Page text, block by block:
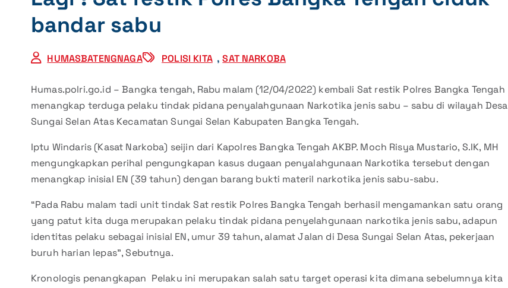
bandar sabu
HUMASBATENGNAGA POLISI KITA ,SAT NARKOBA
Humas.polri.go.id – Bangka tengah, Rabu malam (12/04/2022) kembali Sat restik Polres Bangka Tengah
menangkap terduga pelaku tindak pidana penyalahgunaan Narkotika jenis sabu – sabu di wilayah Desa
Sungai Selan Atas Kecamatan Sungai Selan Kabupaten Bangka Tengah.
Iptu Windaris (Kasat Narkoba) seijin dari Kapolres Bangka Tengah AKBP. Moch Risya Mustario, S.IK, MH
mengungkapkan perihal pengungkapan kasus dugaan penyalahgunaan Narkotika tersebut dengan
menangkap inisial EN (39 tahun) dengan barang bukti materil narkotika jenis sabu-sabu.
“Pada Rabu malam tadi unit tindak Sat restik Polres Bangka Tengah berhasil mengamankan satu orang
yang patut kita duga merupakan pelaku tindak pidana penyelahgunaan narkotika jenis sabu, adapun
identitas pelaku sebagai inisial EN, umur 39 tahun, alamat Jalan di Desa Sungai Selan Atas, pekerjaan
buruh harian lepas”, Sebutnya.
Kronologis penangkapan Pelaku ini merupakan salah satu target operasi kita dimana sebelumnya kita